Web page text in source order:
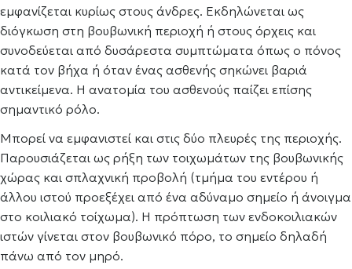
εμφανίζεται κυρίως στους άνδρες. Εκδηλώνεται ως
διόγκωση στη βουβωνική περιοχή ή στους όρχεις και
συνοδεύεται από δυσάρεστα συμπτώματα όπως ο πόνος
κατά τον βήχα ή όταν ένας ασθενής σηκώνει βαριά
αντικείμενα. Η ανατομία του ασθενούς παίζει επίσης
σημαντικό ρόλο.
Μπορεί να εμφανιστεί και στις δύο πλευρές της περιοχής.
Παρουσιάζεται ως ρήξη των τοιχωμάτων της βουβωνικής
χώρας και σπλαχνική προβολή (τμήμα του εντέρου ή
άλλου ιστού προεξέχει από ένα αδύναμο σημείο ή άνοιγμα
στο κοιλιακό τοίχωμα). Η πρόπτωση των ενδοκοιλιακών
ιστών γίνεται στον βουβωνικό πόρο, το σημείο δηλαδή
πάνω από τον μηρό.